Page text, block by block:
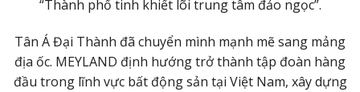
“Thành phố tinh khiết lõi trung tâm đảo ngọc”.
Tân Á Đại Thành đã chuyển mình mạnh mẽ sang mảng
địa ốc. MEYLAND định hướng trở thành tập đoàn hàng
đầu trong lĩnh vực bất động sản tại Việt Nam, xây dựng